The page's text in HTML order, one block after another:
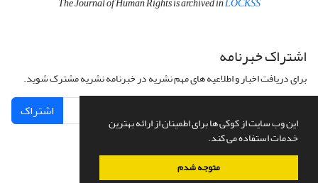
این وب سایت از کوکی ها برای اطمینان از ارائه بهترین
خدمات استفاده می کند.
متوجه شدم
اشتراک خبرنامه
برای دریافت اخبار و اطلاعیه های مهم نشریه در خبرنامه نشریه مشترک شوید.
اشتراک